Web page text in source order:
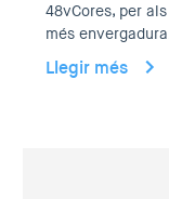
48vCores, per
més
Llegir més